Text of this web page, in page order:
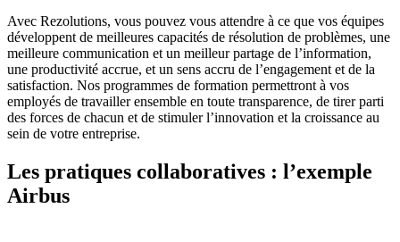
Avec Rezolutions, vous pouvez vous attendre à ce que vos équipes
développent de meilleures capacités de résolution de problèmes, une
meilleure communication et un meilleur partage de l’information,
une productivité accrue, et un sens accru de l’engagement et de la
satisfaction. Nos programmes de formation permettront à vos
employés de travailler ensemble en toute transparence, de tirer parti
des forces de chacun et de stimuler l’innovation et la croissance au
sein de votre entreprise.
Les pratiques collaboratives : l’exemple
Airbus